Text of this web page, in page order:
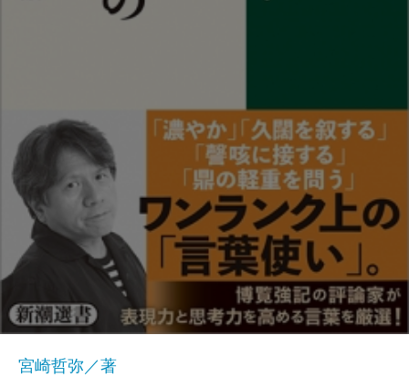
宮崎哲弥／著